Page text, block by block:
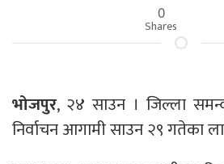
0
Shares
भोजपुर, २४ साउन । जिल्ला
निर्वाचन आगामी साउन २९ गतेका